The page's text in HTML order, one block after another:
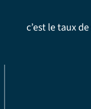
c’est le taux